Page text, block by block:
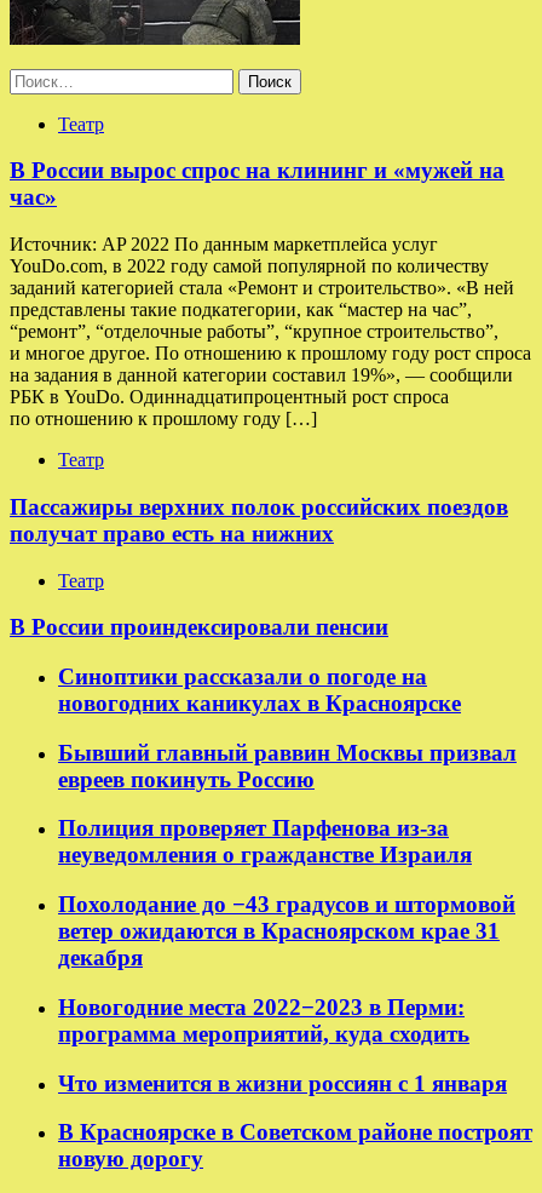
Найти:
Театр
В России вырос спрос на клининг и «мужей на
час»
Источник: AP 2022 По данным маркетплейса услуг
YouDo.com, в 2022 году самой популярной по количеству
заданий категорией стала «Ремонт и строительство». «В ней
представлены такие подкатегории, как “мастер на час”,
“ремонт”, “отделочные работы”, “крупное строительство”,
и многое другое. По отношению к прошлому году рост спроса
на задания в данной категории составил 19%», — сообщили
РБК в YouDo. Одиннадцатипроцентный рост спроса
по отношению к прошлому году […]
Театр
Пассажиры верхних полок российских поездов
получат право есть на нижних
Театр
В России проиндексировали пенсии
Синоптики рассказали о погоде на
новогодних каникулах в Красноярске
Бывший главный раввин Москвы призвал
евреев покинуть Россию
Полиция проверяет Парфенова из-за
неуведомления о гражданстве Израиля
Похолодание до −43 градусов и штормовой
ветер ожидаются в Красноярском крае 31
декабря
Новогодние места 2022−2023 в Перми:
программа мероприятий, куда сходить
Что изменится в жизни россиян с 1 января
В Красноярске в Советском районе построят
новую дорогу